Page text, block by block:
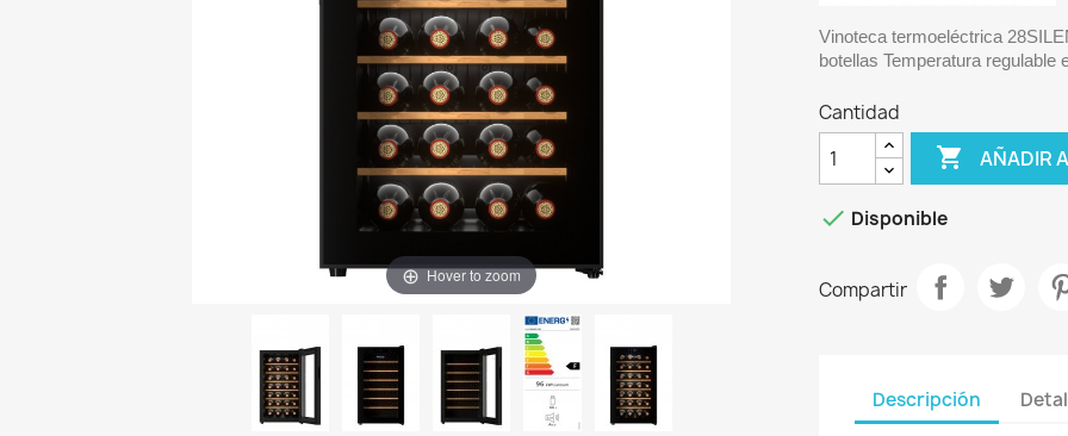
Hover to zoom
Vinoteca termoeléctrica
botellas Temperatura regulable
Cantidad
 AÑADIR
 Disponible
Compartir
Descripción